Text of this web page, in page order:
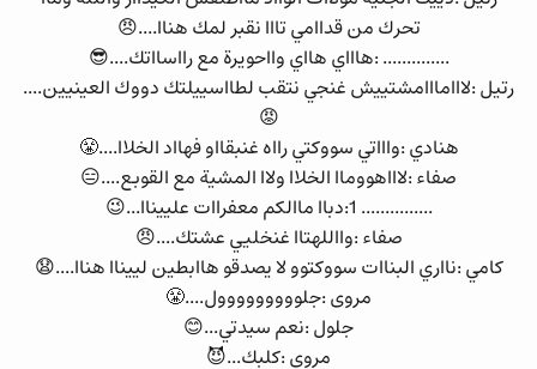
تحرك من قداامي تااا نقبر لمك هناا....😠
.............. :هاااي هااي وااحويرة مع رااسااتك....😎
رتيل :لااامااامشتييش غنجي نتقب لطااسييلتك دووك العينيين....
😡
هنادي :واااتي سووكتي رااه غنبقااو فهااد الخلاا....😤
صفاء :لاااهووماا الخلاا ولاا المشية مع القوبع....😑
............... 1:دباا ماالكم معفراات علييناا...😉
صفاء :وااللهتاا غنخليي عشتك....😠
كامي :نااري البناات سووكتوو لا يصدقو هاابطين لييناا هناا....😧
مروى :جلووووووووول....😤
جلول :نعم سيدتي...😊
مروى :كلبك...😈